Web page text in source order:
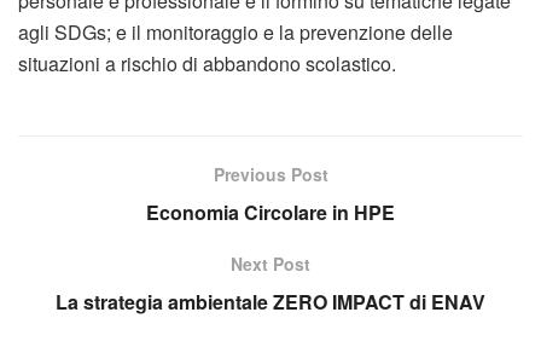
agli SDGs; e il monitoraggio e la prevenzione delle
situazioni a rischio di abbandono scolastico.
Previous Post
Economia Circolare in HPE
Next Post
La strategia ambientale ZERO IMPACT di ENAV